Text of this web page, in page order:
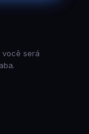
você será